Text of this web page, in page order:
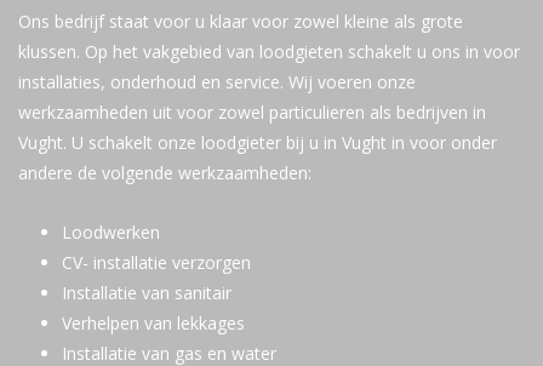
Ons bedrijf staat voor u klaar voor zowel kleine als grote
klussen. Op het vakgebied van loodgieten schakelt u ons in voor
installaties, onderhoud en service. Wij voeren onze
werkzaamheden uit voor zowel particulieren als bedrijven in
Vught. U schakelt onze loodgieter bij u in Vught in voor onder
andere de volgende werkzaamheden:
Loodwerken
CV- installatie verzorgen
Installatie van sanitair
Verhelpen van lekkages
Installatie van gas en water